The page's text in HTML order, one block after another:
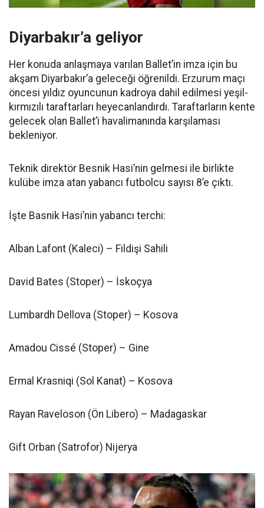
Diyarbakır’a geliyor
Her konuda anlaşmaya varılan Ballet’in imza için bu
akşam Diyarbakır’a geleceği öğrenildi. Erzurum maçı
öncesi yıldız oyuncunun kadroya dahil edilmesi yeşil-
kırmızılı taraftarları heyecanlandırdı. Taraftarların kente
gelecek olan Ballet’i havalimanında karşılaması
bekleniyor.
Teknik direktör Besnik Hasi’nin gelmesi ile birlikte
kulübe imza atan yabancı futbolcu sayısı 8’e çıktı.
İşte Basnik Hasi’nin yabancı terchi:
Alban Lafont (Kaleci) – Fildişi Sahili
David Bates (Stoper) – İskoçya
Lumbardh Dellova (Stoper) – Kosova
Amadou Cissé (Stoper) – Gine
Ermal Krasniqi (Sol Kanat) – Kosova
Rayan Raveloson (Ön Libero) – Madagaskar
Gift Orban (Satrofor) Nijerya